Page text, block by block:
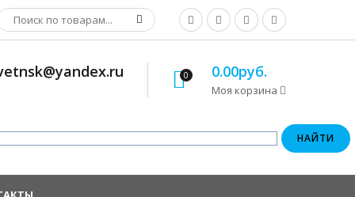
0 0.00руб.
Моя корзина